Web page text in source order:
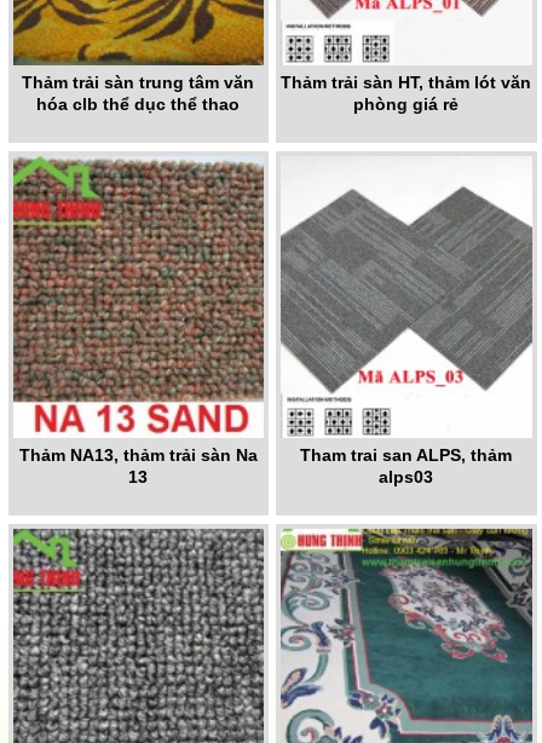
Thảm trải sàn trung tâm văn
hóa clb thể dục thể thao
Thảm trải sàn HT, thảm lót văn
phòng giá rẻ
Thảm NA13, thảm trải sàn Na
13
Tham trai san ALPS, thảm
alps03